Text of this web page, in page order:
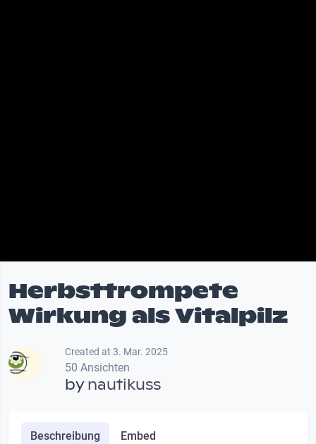
Herbsttrompete
Wirkung als Vitalpilz
Created at 3. Mar. 2025
50 Ansichten
bynautikuss
Beschreibung Embed